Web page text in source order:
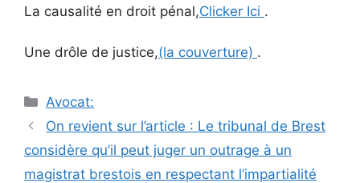
La causalité en droit pénal,Clicker Ici .
Une drôle de justice,(la couverture) .
Catégories
Avocat:
Navigation
On revient sur l’article : Le tribunal de Brest
considère qu’il peut juger un outrage à un
magistrat brestois en respectant l’impartialité